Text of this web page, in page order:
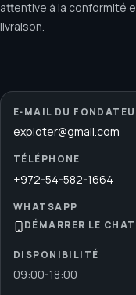
attentive à la conformité
livraison.
E‑MAIL DU
exploter@gmail.com
TÉLÉPHONE
+972-54-582-1664
WHATSAPP
DÉMARRER LE CHAT
DISPONIBILITÉ
09:00-18:00